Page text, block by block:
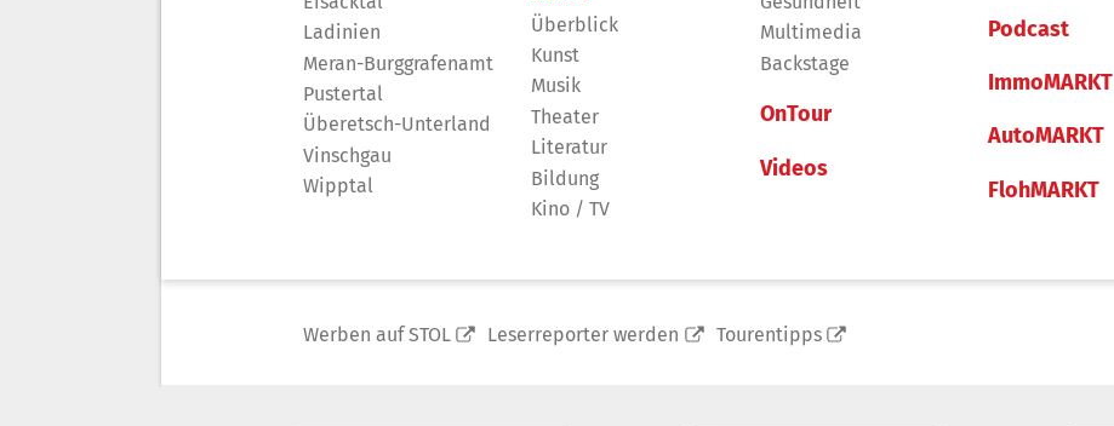
Ladinien
Meran-Burggrafenamt
Pustertal
Überetsch-Unterland
Vinschgau
Wipptal
Überblick
Kunst
Musik
Theater
Literatur
Bildung
Kino / TV
Multimedia
Backstage
OnTour
Videos
Podcast
ImmoMARKT
AutoMARKT
FlohMARKT
Werben auf STOL Leserreporter werden Tourentipps